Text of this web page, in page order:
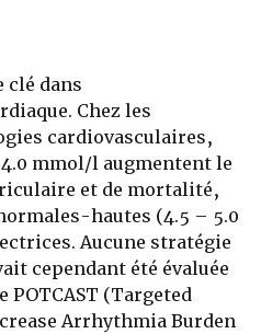
clé dans
Chez les
cardiovasculaires,
mmol/l augmentent le
et de mortalité,
hautes (4.5 – 5.0
Aucune stratégie
cependant été évaluée
POTCAST (Targeted
Arrhythmia Burden